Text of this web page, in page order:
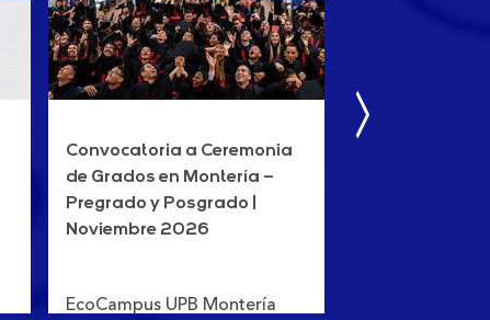
Convocatoria a Ceremonia
de Grados en Montería –
Pregrado y Posgrado |
Noviembre 2026
EcoCampus UPB Montería